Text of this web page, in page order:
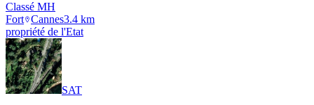
Classé MH
Fort Cannes3.4 km
propriété de l'Etat
SAT